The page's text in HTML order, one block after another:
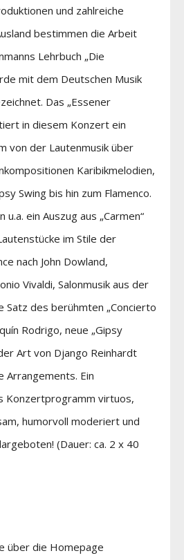
und zahlreiche
bestimmen die Arbeit
Lehrbuch „Die
mit dem Deutschen Musik
Das „Essener
in diesem Konzert ein
von der Lautenmusik über
Karibikmelodien,
Swing bis hin zum Flamenco.
ein Auszug aus „Carmen“
im Stile der
nach John Dowland,
Vivaldi, Salonmusik aus der
Satz des berühmten „Concierto
Rodrigo, neue „Gipsy
Art von Django Reinhardt
Arrangements. Ein
Konzertprogramm virtuos,
humorvoll moderiert und
(Dauer: ca. 2 x 40
über die Homepage